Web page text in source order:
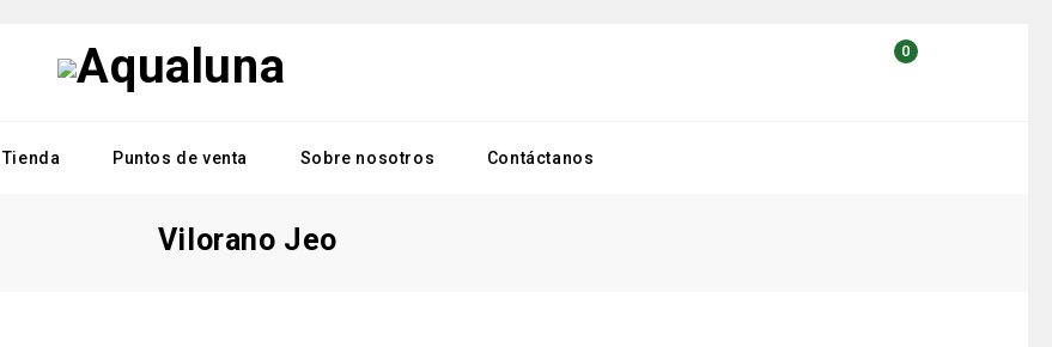
0
Tienda Puntos de venta Sobre nosotros Contáctanos
Vilorano Jeo